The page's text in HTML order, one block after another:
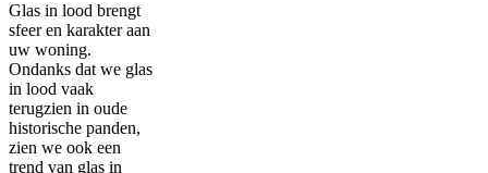
Glas in lood brengt
sfeer en karakter aan
uw woning.
Ondanks dat we glas
in lood vaak
terugzien in oude
historische panden,
zien we ook een
trend van glas in